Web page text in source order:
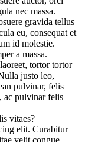
nec massa.
gravida tellus
eu, consequat et
id molestie.
a massa.
tortor tortor
justo leo,
pulvinar, felis
ac pulvinar felis
vitaes?
elit. Curabitur
velit congue